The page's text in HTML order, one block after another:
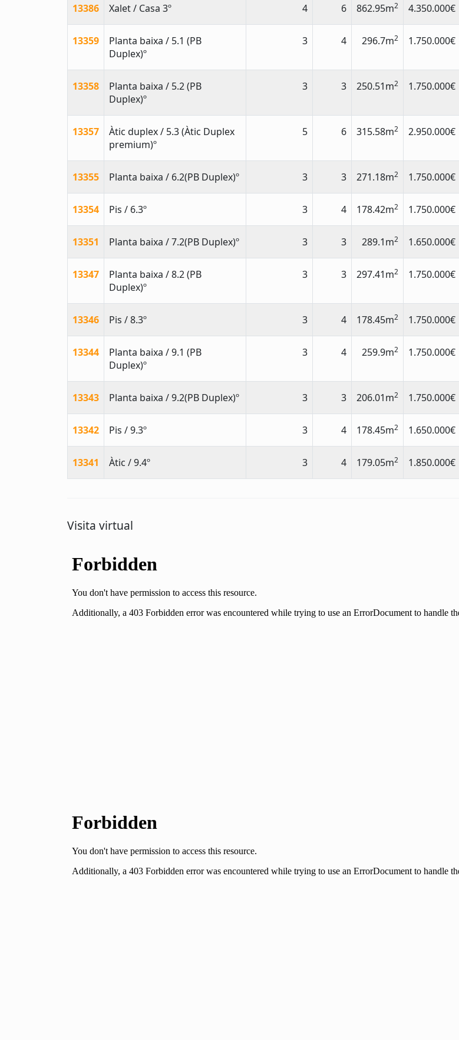
13386 Xalet / Casa 3º 4 6 862.95m2 4.350.000€
13359
Planta baixa / 5.1 (PB
Duplex)º
3 4 296.7m2 1.750.000€
13358
Planta baixa / 5.2 (PB
Duplex)º
3 3 250.51m2 1.750.000€
13357
Àtic duplex / 5.3 (Àtic Duplex
premium)º
5 6 315.58m2 2.950.000€
13355 Planta baixa / 6.2(PB Duplex)º 3 3 271.18m2 1.750.000€
13354 Pis / 6.3º 3 4 178.42m2 1.750.000€
13351 Planta baixa / 7.2(PB Duplex)º 3 3 289.1m2 1.650.000€
13347
Planta baixa / 8.2 (PB
Duplex)º
3 3 297.41m2 1.750.000€
13346 Pis / 8.3º 3 4 178.45m2 1.750.000€
13344
Planta baixa / 9.1 (PB
Duplex)º
3 4 259.9m2 1.750.000€
13343 Planta baixa / 9.2(PB Duplex)º 3 3 206.01m2 1.750.000€
13342 Pis / 9.3º 3 4 178.45m2 1.650.000€
13341 Àtic / 9.4º 3 4 179.05m2 1.850.000€
Visita virtual